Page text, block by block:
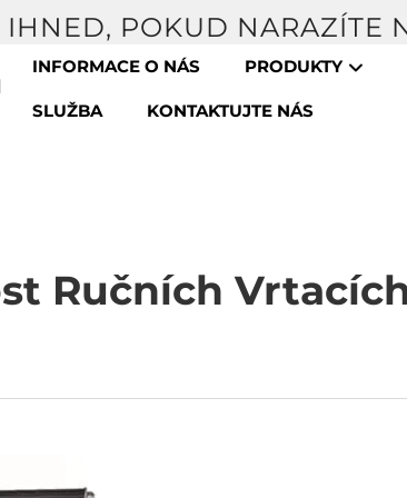
IHNED, POKUD NARAZÍTE
INFORMACE O NÁS PRODUKTY
SLUŽBA KONTAKTUJTE NÁS
Ručních